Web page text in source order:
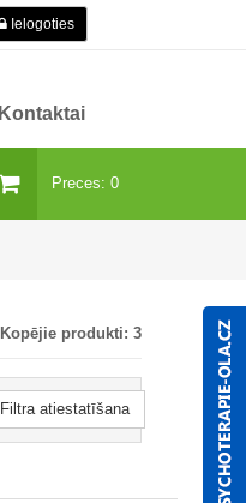
Ielogoties
Kontaktai
Preces: 0
Kopējie produkti: 3
Filtra atiestatīšana